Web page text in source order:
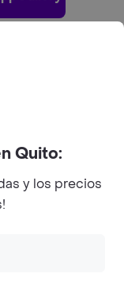
tenemos
Quito:
y los precios